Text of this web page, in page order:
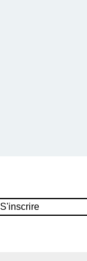
S'inscrire